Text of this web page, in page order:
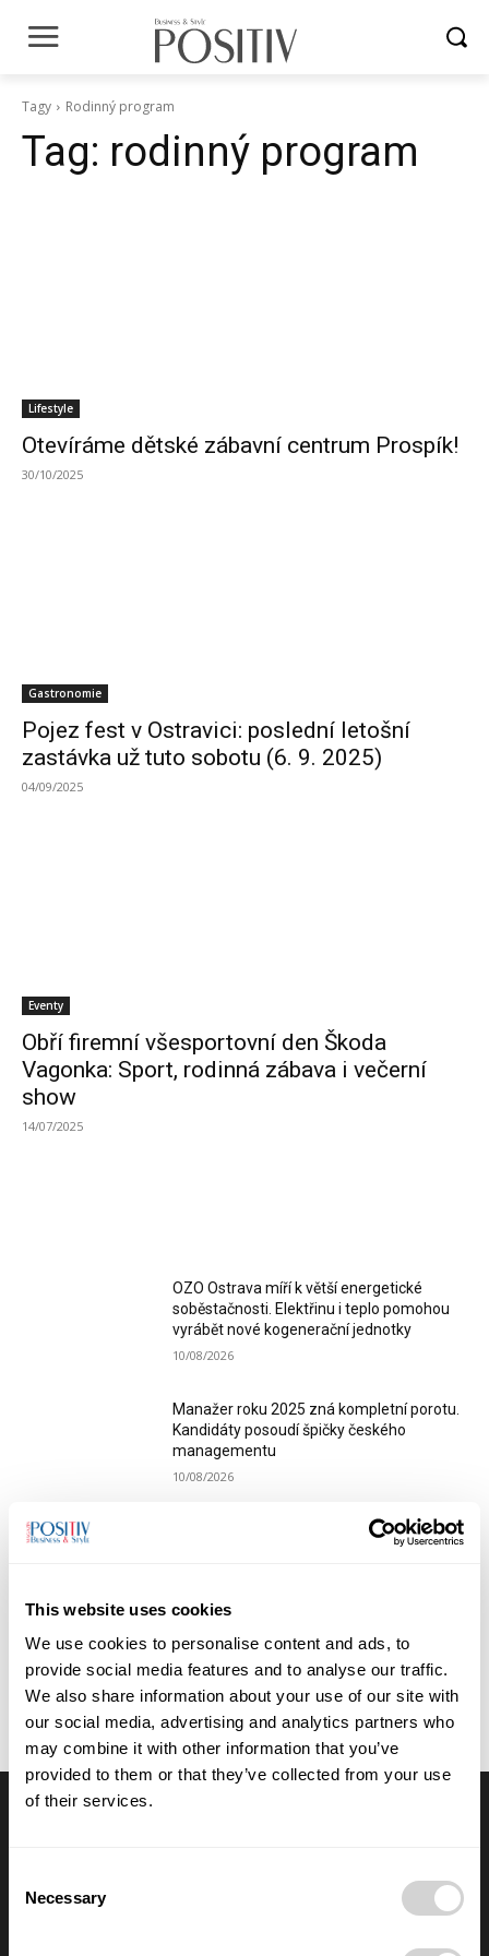
This website uses cookies
We use cookies to personalise content and ads, to
provide social media features and to analyse our traffic.
We also share information about your use of our site with
our social media, advertising and analytics partners who
may combine it with other information that you’ve
provided to them or that they’ve collected from your use
of their services.
Selection
Necessary
Tagy Rodinný program
Tag: rodinný program
Lifestyle
Otevíráme dětské zábavní centrum Prospík!
30/10/2025
Gastronomie
Pojez fest v Ostravici: poslední letošní
zastávka už tuto sobotu (6. 9. 2025)
04/09/2025
Eventy
Obří firemní všesportovní den Škoda
Vagonka: Sport, rodinná zábava i večerní
show
14/07/2025
OZO Ostrava míří k větší energetické
soběstačnosti. Elektřinu i teplo pomohou
vyrábět nové kogenerační jednotky
10/08/2026
Manažer roku 2025 zná kompletní porotu.
Kandidáty posoudí špičky českého
managementu
10/08/2026
Ostrava zažije módní show, jakou region
Objevte nadcházející kurzy a workshopy o
leadershipu, AI, komunikaci, storytellingu i
lektorských dovedností
29/07/2026
dětského oblečení, které roste spolu s